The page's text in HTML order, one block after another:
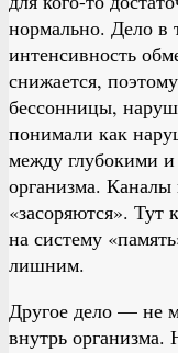
нормально. Дело в
интенсивность
снижается,
бессонницы,
понимали как
между глубокими
организма.
«засоряются». Тут
на систему
лишним.
Другое дело — не
внутрь